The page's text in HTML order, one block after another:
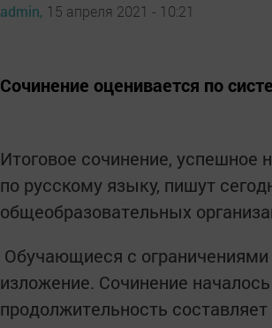
admin, 15 апреля 2021 - 10:21
Сочинение оценивается по
Итоговое сочинение, успешное
по русскому языку, пишут
общеобразовательных
Обучающиеся с
изложение. Сочинение
продолжительность